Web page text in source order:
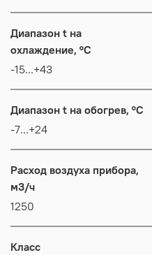
Диапазон t на
охлаждение, °C
-15...+43
Диапазон t на обогрев, °C
-7...+24
Расход воздуха прибора,
м3/ч
1250
Класс